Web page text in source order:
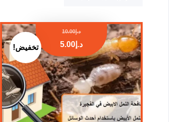
د.إ10.00
د.إ 5.00 تخفيض!